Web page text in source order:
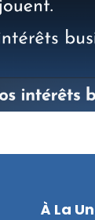
À La